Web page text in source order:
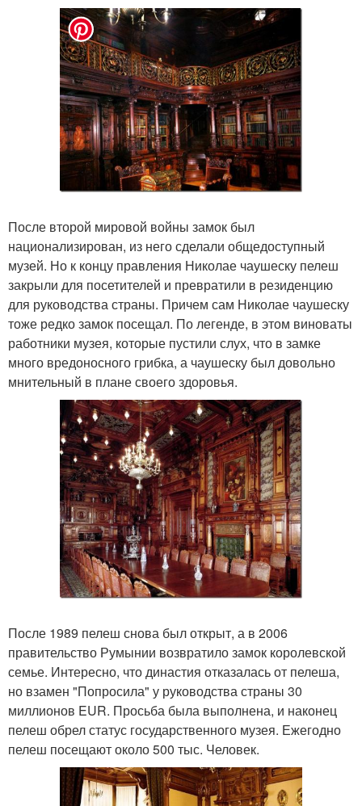
После второй мировой войны замок был
национализирован, из него сделали общедоступный
музей. Но к концу правления Николае чаушеску пелеш
закрыли для посетителей и превратили в резиденцию
для руководства страны. Причем сам Николае чаушеску
тоже редко замок посещал. По легенде, в этом виноваты
работники музея, которые пустили слух, что в замке
много вредоносного грибка, а чаушеску был довольно
мнительный в плане своего здоровья.
После 1989 пелеш снова был открыт, а в 2006
правительство Румынии возвратило замок королевской
семье. Интересно, что династия отказалась от пелеша,
но взамен "Попросила" у руководства страны 30
миллионов EUR. Просьба была выполнена, и наконец
пелеш обрел статус государственного музея. Ежегодно
пелеш посещают около 500 тыс. Человек.